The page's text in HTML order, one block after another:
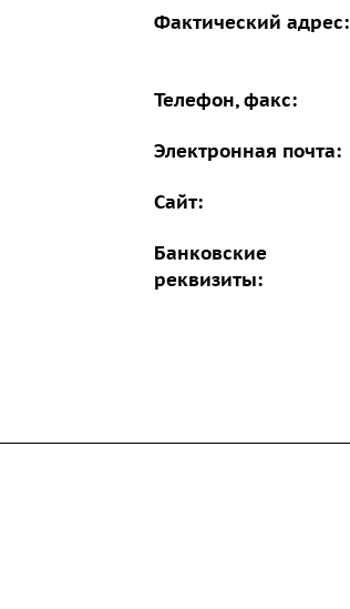
Фактический адрес:
Телефон, факс:
Электронная почта:
Сайт:
Банковские
реквизиты: